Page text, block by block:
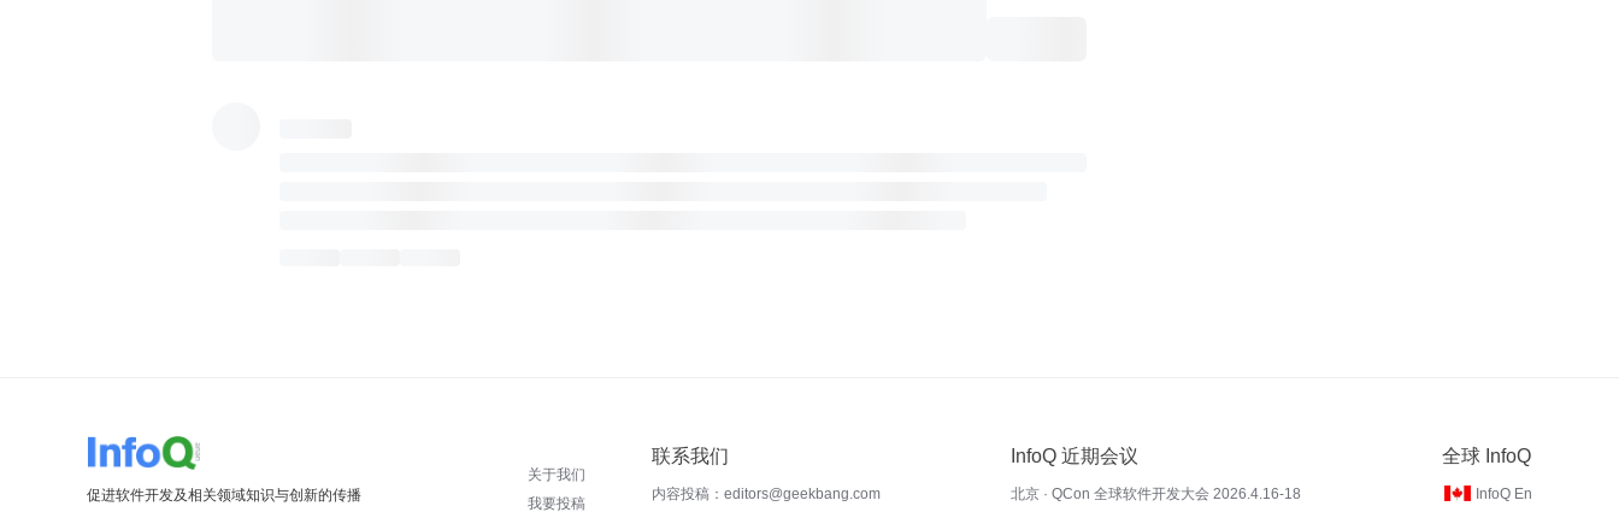
促进软件开发及相关领域知识与创新的传播
关于我们
我要投稿
联系我们
内容投稿：editors@geekbang.com
InfoQ 近期会议
北京 · QCon 全球软件开发大会 2026.4.16-18
全球 InfoQ
InfoQ En